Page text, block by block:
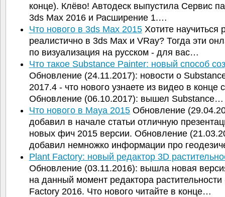
конце). Клёво! Автодеск выпустила Сервис
3ds Max 2016 и Расширение 1.…
Что нового в 3ds Max 2015Хотите научиться
реалистично в 3ds Max и VRay? Тогда эти
по визуализация на русском - для вас…
Что такое Substance Painter: новый способ
Обновление (24.11.2017): новости о
2017.4 - что нового узнаете из видео в конце
Обновление (06.10.2017): вышел Substance…
Что нового в Maya 2015Обновление
добавил в начале статьи отличную
новых фич 2015 версии. Обновление
добавил немножко информации про
Plant Factory: новый редактор 3D
Обновление (03.11.2016): вышла новая
на данный момент редактора растительности
Factory 2016. Что нового читайте в конце…